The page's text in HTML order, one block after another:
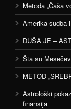
Metoda „Čaša
Amerika sudba
DUŠA JE –
Šta su
METOD
Astrološki
finansija